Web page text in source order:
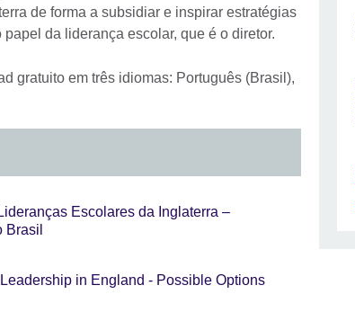
de forma a subsidiar e inspirar estratégias
da liderança escolar, que é o diretor.
gratuito em três idiomas: Português (Brasil),
Escolares da Inglaterra –
Brasil
in England - Possible Options